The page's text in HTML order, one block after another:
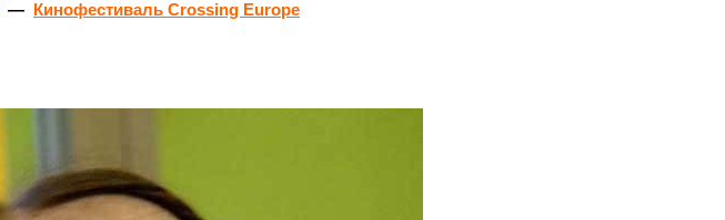
— Кинофестиваль Crossing Europe